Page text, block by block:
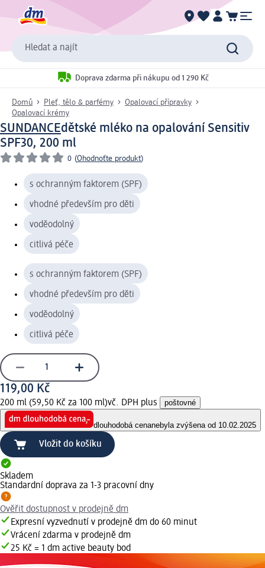
Hledat a najít
Doprava zdarma při nákupu od 1 290 Kč
Domů Pleť, tělo & parfémy
Opalovací přípravky
Opalovací krémy
SUNDANCEdětské mléko na opalování Sensitiv
SPF30, 200 ml
0 (Ohodnoťte produkt)
s ochranným faktorem (SPF)
vhodné především pro děti
voděodolný
citlivá péče
s ochranným faktorem (SPF)
vhodné především pro děti
voděodolný
citlivá péče
119,00 Kč
200 ml (59,50 Kč za 100 ml)vč. DPH plus poštovné
dlouhodobá cenanebyla zvýšena od 10.02.2025
Vložit do košíku
Skladem
Standardní doprava za 1-3 pracovní dny
Ověřit dostupnost v prodejně dm
Expresní vyzvednutí v prodejně dm do 60 minut
Vrácení zdarma v prodejně dm
25 Kč = 1 dm active beauty bod